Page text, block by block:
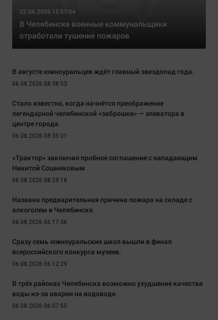
22.06.2026 15:57:04
В Челябинске военные коммунальщики
отработали тушение пожаров
В августе южноуральцев ждёт главный звездопад года.
06.08.2026 08:38:53
Стало известно, когда начнётся преображение
легендарной челябинской «заброшки» — элеватора в
центре города
06.08.2026 08:35:01
«Трактор» заключил пробное соглашение с нападающим
Никитой Сошниковым
06.08.2026 08:29:18
Названа предварительная причина пожара на складе с
алкоголем в Челябинске.
06.08.2026 06:17:36
Сразу семь южноуральских школ вышли в финал
всероссийского конкурса музеев.
06.08.2026 06:12:29
В трёх районах Челябинска возможно ухудшение качества
воды из-за аварии на водоводе.
06.08.2026 06:07:55